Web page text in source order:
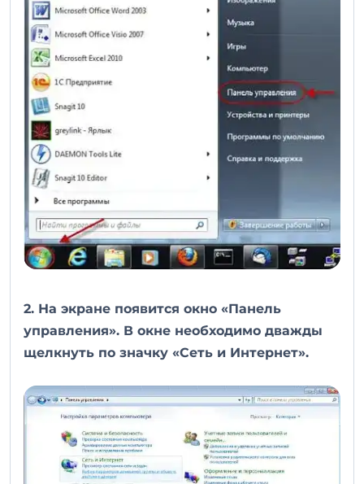
2. На экране появится окно «Панель
управления». В окне необходимо дважды
щелкнуть по значку «Сеть и Интернет».